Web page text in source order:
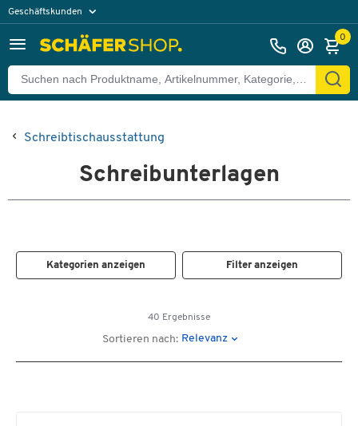
Geschäftskunden
0
Schreibtischausstattung
Schreibunterlagen
Kategorien anzeigen Filter anzeigen
40 Ergebnisse
Sortieren nach: Relevanz